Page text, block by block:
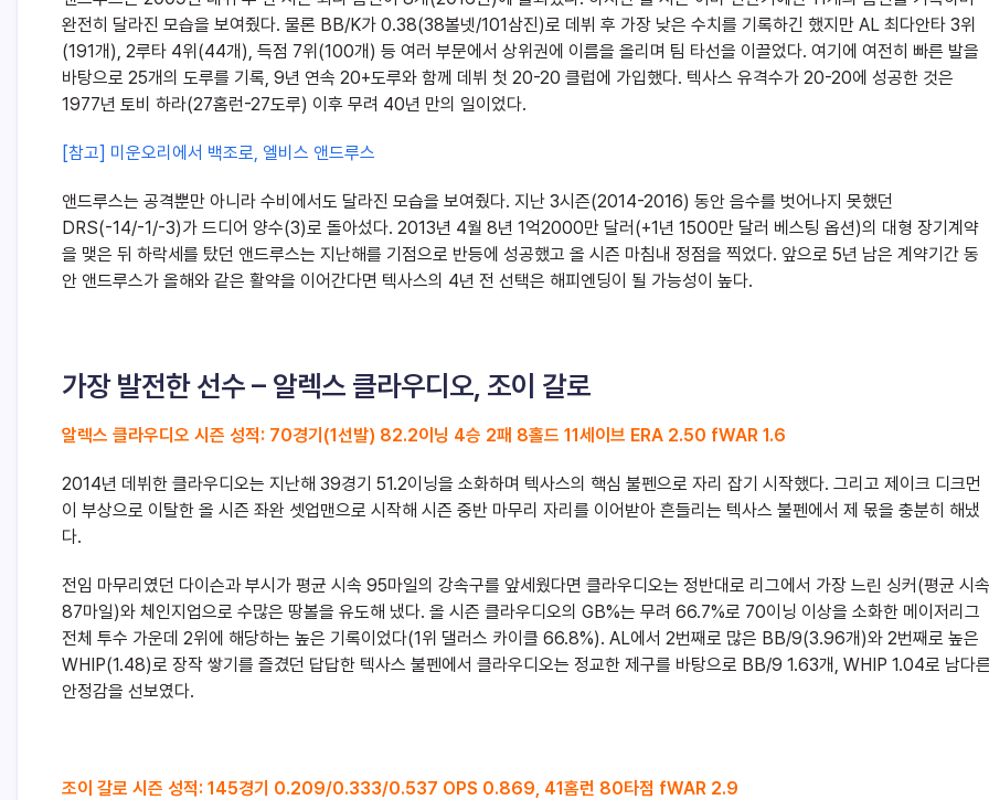
완전히 달라진 모습을 보여줬다. 물론 BB/K가 0.38(38볼넷/101삼진)로 데뷔 후 가장 낮은 수치를 기록하긴 했지만 AL 최다안타 3위
(191개), 2루타 4위(44개), 득점 7위(100개) 등 여러 부문에서 상위권에 이름을 올리며 팀 타선을 이끌었다. 여기에 여전히 빠른 발을
바탕으로 25개의 도루를 기록, 9년 연속 20+도루와 함께 데뷔 첫 20-20 클럽에 가입했다. 텍사스 유격수가 20-20에 성공한 것은
1977년 토비 하라(27홈런-27도루) 이후 무려 40년 만의 일이었다.
[참고] 미운오리에서 백조로, 엘비스 앤드루스
앤드루스는 공격뿐만 아니라 수비에서도 달라진 모습을 보여줬다. 지난 3시즌(2014-2016) 동안 음수를 벗어나지 못했던
DRS(-14/-1/-3)가 드디어 양수(3)로 돌아섰다. 2013년 4월 8년 1억2000만 달러(+1년 1500만 달러 베스팅 옵션)의 대형 장기계약
을 맺은 뒤 하락세를 탔던 앤드루스는 지난해를 기점으로 반등에 성공했고 올 시즌 마침내 정점을 찍었다. 앞으로 5년 남은 계약기간 동
안 앤드루스가 올해와 같은 활약을 이어간다면 텍사스의 4년 전 선택은 해피엔딩이 될 가능성이 높다.
가장 발전한 선수 – 알렉스 클라우디오, 조이 갈로
알렉스 클라우디오 시즌 성적: 70경기(1선발) 82.2이닝 4승 2패 8홀드 11세이브 ERA 2.50 fWAR 1.6
2014년 데뷔한 클라우디오는 지난해 39경기 51.2이닝을 소화하며 텍사스의 핵심 불펜으로 자리 잡기 시작했다. 그리고 제이크 디크먼
이 부상으로 이탈한 올 시즌 좌완 셋업맨으로 시작해 시즌 중반 마무리 자리를 이어받아 흔들리는 텍사스 불펜에서 제 몫을 충분히 해냈
다.
전임 마무리였던 다이슨과 부시가 평균 시속 95마일의 강속구를 앞세웠다면 클라우디오는 정반대로 리그에서 가장 느린 싱커(평균 시속
87마일)와 체인지업으로 수많은 땅볼을 유도해 냈다. 올 시즌 클라우디오의 GB%는 무려 66.7%로 70이닝 이상을 소화한 메이저리그
전체 투수 가운데 2위에 해당하는 높은 기록이었다(1위 댈러스 카이클 66.8%). AL에서 2번째로 많은 BB/9(3.96개)와 2번째로 높은
WHIP(1.48)로 장작 쌓기를 즐겼던 답답한 텍사스 불펜에서 클라우디오는 정교한 제구를 바탕으로 BB/9 1.63개, WHIP 1.04로 남다
안정감을 선보였다.
조이 갈로 시즌 성적: 145경기 0.209/0.333/0.537 OPS 0.869, 41홈런 80타점 fWAR 2.9